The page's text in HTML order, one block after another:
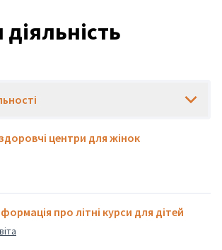
центри для жінок
про літні курси для дітей